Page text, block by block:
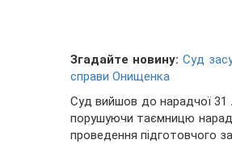
Згадайте новину: Суд
справи Онищенка
Суд вийшов до нарадчої 31
порушуючи таємницю
проведення підготовчого